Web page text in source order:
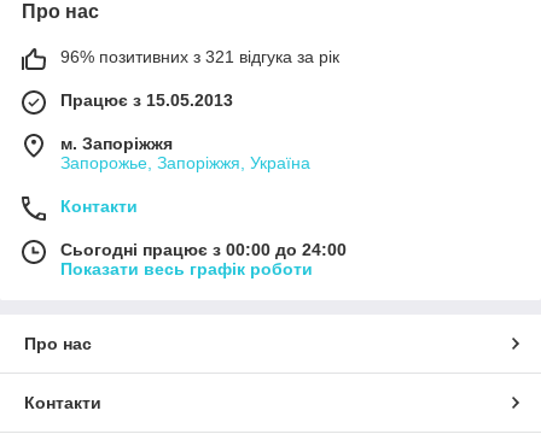
Про нас
96% позитивних з 321 відгука за рік
Працює з 15.05.2013
м. Запоріжжя
Запорожье, Запоріжжя, Україна
Контакти
Сьогодні працює з 00:00 до 24:00
Показати весь графік роботи
Про нас
Контакти